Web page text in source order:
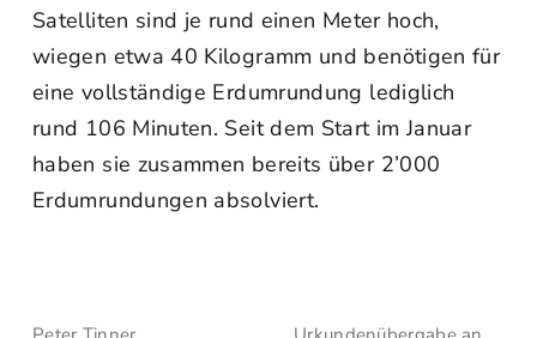
Satelliten sind je rund einen Meter hoch,
wiegen etwa 40 Kilogramm und benötigen für
eine vollständige Erdumrundung lediglich
rund 106 Minuten. Seit dem Start im Januar
haben sie zusammen bereits über 2’000
Erdumrundungen absolviert.